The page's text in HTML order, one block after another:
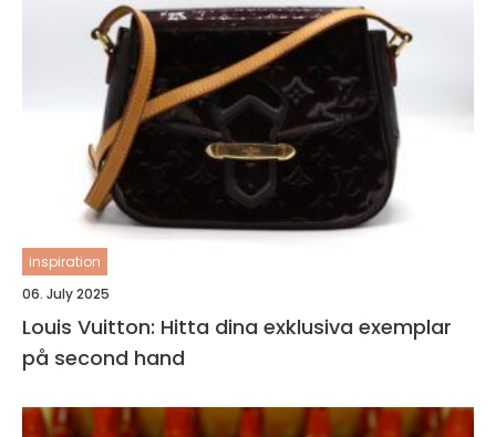
inspiration
06. July 2025
Louis Vuitton: Hitta dina exklusiva exemplar
på second hand